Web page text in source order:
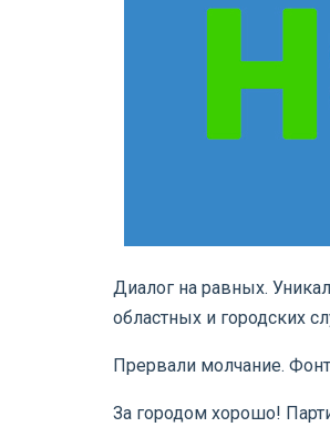
Диалог на равных.
областных и городских
Прервали молчание.
За городом хорошо!